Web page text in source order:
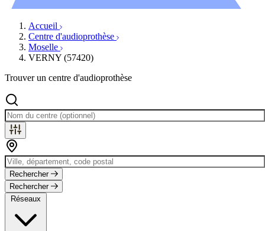
Accueil
Centre d'audioprothèse
Moselle
VERNY (57420)
Trouver un centre d'audioprothèse
Rechercher
Rechercher
Réseaux